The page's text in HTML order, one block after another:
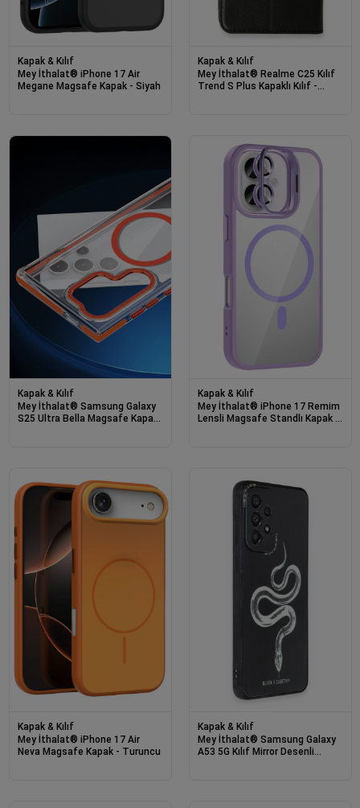
Kapak & Kılıf
Mey İthalat® iPhone 17 Air
Megane Magsafe Kapak - Siyah
Kapak & Kılıf
Mey İthalat® Realme C25 Kılıf
Trend S Plus Kapaklı Kılıf -
Kapak & Kılıf
Mey İthalat® Samsung Galaxy
S25 Ultra Bella Magsafe Kapak
Kapak & Kılıf
Mey İthalat® iPhone 17 Remim
Lensli Magsafe Standlı Kapak -
Kapak & Kılıf
Mey İthalat® iPhone 17 Air
Neva Magsafe Kapak - Turuncu
Kapak & Kılıf
Mey İthalat® Samsung Galaxy
A53 5G Kılıf Mirror Desenli